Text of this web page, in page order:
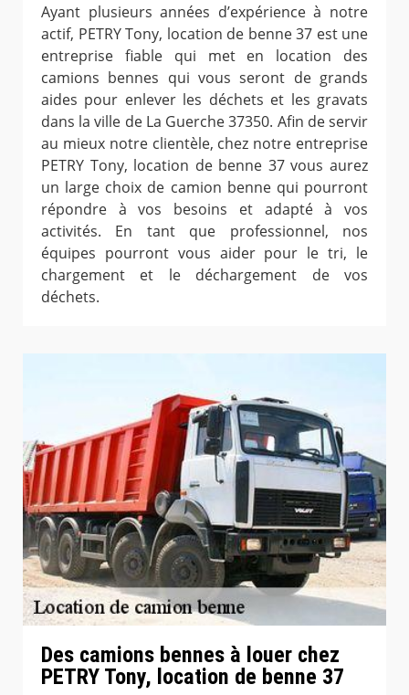
Ayant plusieurs années d’expérience à notre
actif, PETRY Tony, location de benne 37 est une
entreprise fiable qui met en location des
camions bennes qui vous seront de grands
aides pour enlever les déchets et les gravats
dans la ville de La Guerche 37350. Afin de servir
au mieux notre clientèle, chez notre entreprise
PETRY Tony, location de benne 37 vous aurez
un large choix de camion benne qui pourront
répondre à vos besoins et adapté à vos
activités. En tant que professionnel, nos
équipes pourront vous aider pour le tri, le
chargement et le déchargement de vos
déchets.
Des camions bennes à louer chez
PETRY Tony, location de benne 37